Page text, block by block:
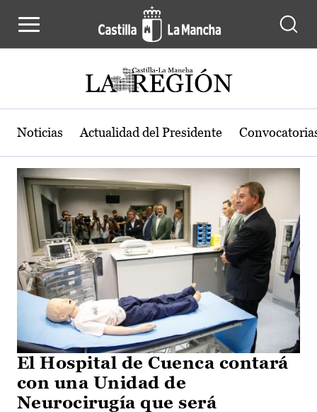
Actualidad de la región de Castilla-
Noticias Actualidad del Presidente
El Hospital de Cuenca contará
con una Unidad de
Neurocirugía que será